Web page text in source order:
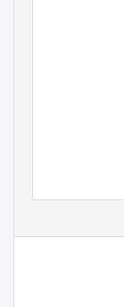
Im Sortiment finden Sie